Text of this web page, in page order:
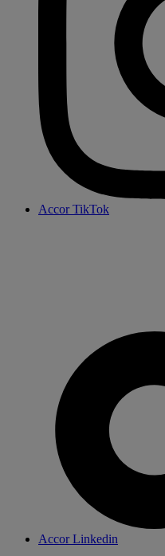
Accor TikTok
Accor Linkedin